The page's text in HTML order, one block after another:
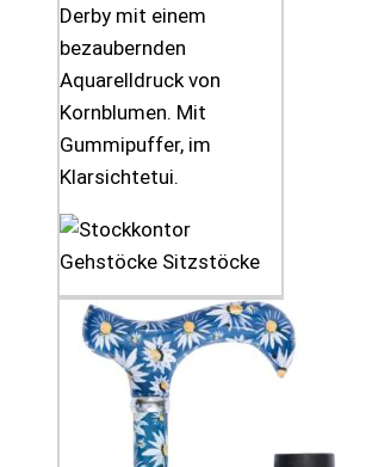
Derby mit einem
bezaubernden
Aquarelldruck von
Kornblumen. Mit
Gummipuffer, im
Klarsichtetui.